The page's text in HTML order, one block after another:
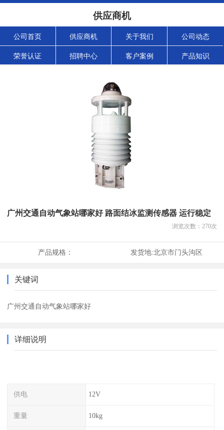
供应商机
公司首页 供应商机 关于我们 公司动态
荣誉认证 招聘中心 客户案例 产品知识
广州交通自动气象站哪家好 路面结冰监测传感器 运行稳定
浏览次数： 270次
产品规格： 发货地:北京市门头沟区
关键词
广州交通自动气象站哪家好
详细说明
供电 12V
重量 10kg